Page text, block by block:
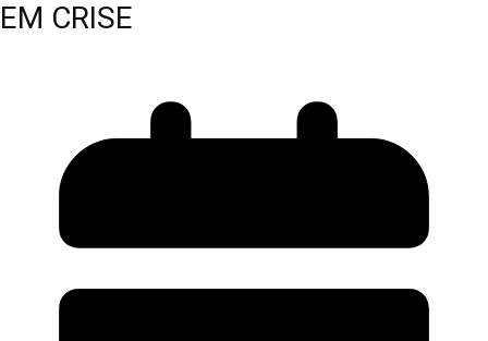
EM CRISE